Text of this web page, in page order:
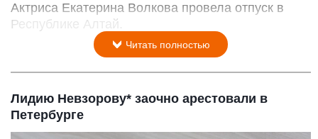
Актриса Екатерина Волкова провела отпуск в
Республике Алтай.
Читать полностью
Лидию Невзорову* заочно арестовали в
Петербурге